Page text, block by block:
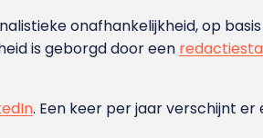
onafhankelijkheid, op
is geborgd door een
. Een keer per jaar verschijnt er